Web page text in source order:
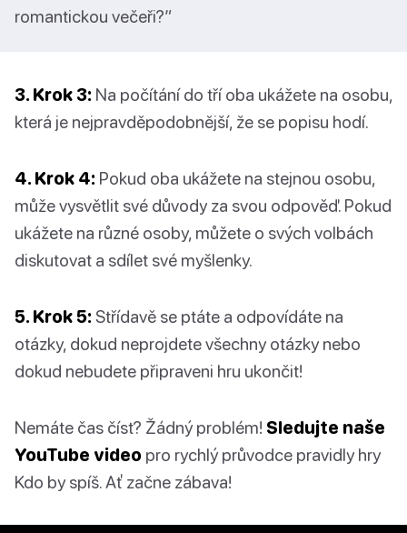
romantickou večeři?”
3. Krok 3: Na počítání do tří oba ukážete na osobu,
která je nejpravděpodobnější, že se popisu hodí.
4. Krok 4: Pokud oba ukážete na stejnou osobu,
může vysvětlit své důvody za svou odpověď. Pokud
ukážete na různé osoby, můžete o svých volbách
diskutovat a sdílet své myšlenky.
5. Krok 5: Střídavě se ptáte a odpovídáte na
otázky, dokud neprojdete všechny otázky nebo
dokud nebudete připraveni hru ukončit!
Nemáte čas číst? Žádný problém! Sledujte naše
YouTube video pro rychlý průvodce pravidly hry
Kdo by spíš. Ať začne zábava!